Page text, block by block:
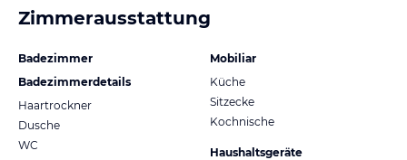
Zimmerausstattung
Badezimmer
Badezimmerdetails
Haartrockner
Dusche
WC
Mobiliar
Küche
Sitzecke
Kochnische
Haushaltsgeräte